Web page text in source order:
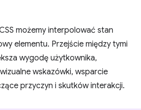
możemy interpolować stan
elementu. Przejście między tymi
wygodę użytkownika,
wskazówki, wsparcie
przyczyn i skutków interakcji.